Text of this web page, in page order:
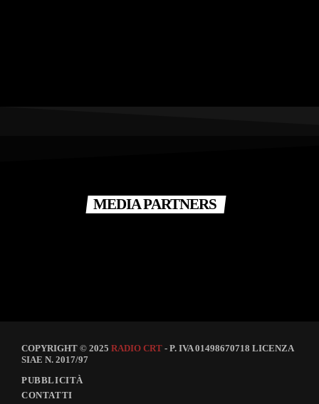
MEDIA PARTNERS
COPYRIGHT © 2025 RADIO CRT - P. IVA 01498670718 LICENZA
SIAE N. 2017/97
PUBBLICITÀ
CONTATTI